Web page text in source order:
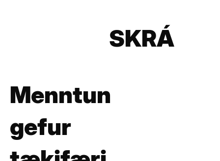
SKRÁ
INN
Menntun
gefur